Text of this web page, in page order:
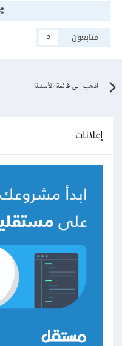
متابعون
2
اذهب إلى قائمة الأسئلة
إعلانات